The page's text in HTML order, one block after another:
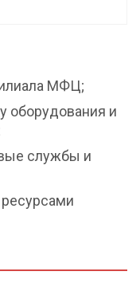
МФЦ;
оборудования и
службы и